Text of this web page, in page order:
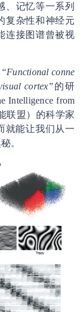
、记忆等一系列
复杂性和神经元
连接图谱曾被视
“Functional conne
cortex” 的研
Intelligence from
联盟）的科学家
就能让我们从一
。